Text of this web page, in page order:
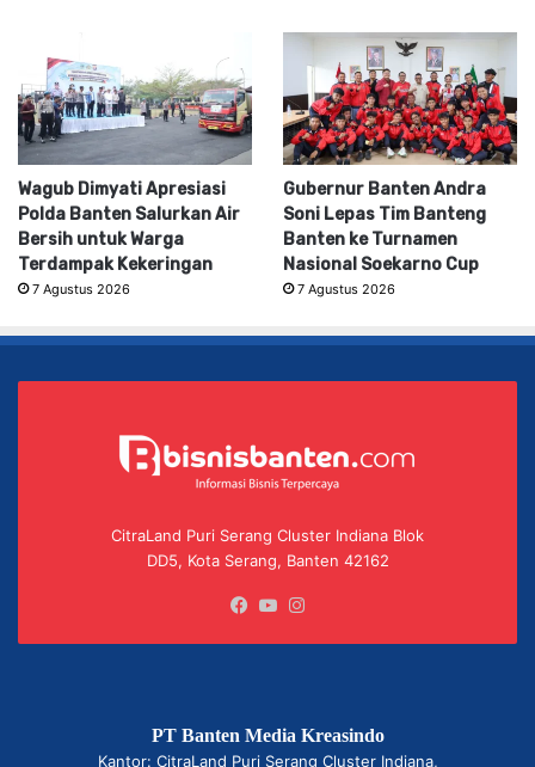
Wagub Dimyati Apresiasi
Polda Banten Salurkan Air
Bersih untuk Warga
Terdampak Kekeringan
7 Agustus 2026
Gubernur Banten Andra
Soni Lepas Tim Banteng
Banten ke Turnamen
Nasional Soekarno Cup
7 Agustus 2026
CitraLand Puri Serang Cluster Indiana Blok
DD5, Kota Serang, Banten 42162
Facebook
YouTube
PT Banten Media Kreasindo
Kantor: CitraLand Puri Serang Cluster Indiana,